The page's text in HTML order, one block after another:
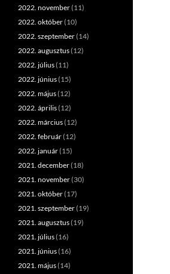
2022. november(11)
2022. október(10)
2022. szeptember(14)
2022. augusztus(12)
2022. július(11)
2022. június(15)
2022. május(12)
2022. április(12)
2022. március(12)
2022. február(12)
2022. január(15)
2021. december(18)
2021. november(30)
2021. október(17)
2021. szeptember(19)
2021. augusztus(19)
2021. július(16)
2021. június(16)
2021. május(14)